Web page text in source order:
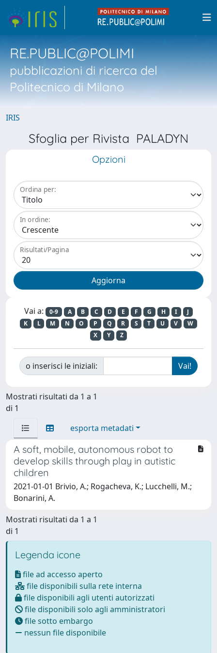
RE.PUBLIC@POLIMI
pubblicazioni di ricerca del
Politecnico di Milano
IRIS
Sfoglia per Rivista PALADYN
Opzioni
Ordina per:
In ordine:
Risultati/Pagina
Vai a: 0-9 A B C D E F G H I
J
K
L M N O P Q R S T U V
W
X
Y Z
o inserisci le iniziali:
Mostrati risultati da 1 a 1
di 1
esporta metadati
A soft, mobile, autonomous robot to
develop skills through play in autistic
children
2021-01-01 Brivio, A.; Rogacheva, K.; Lucchelli, M.;
Bonarini, A.
Mostrati risultati da 1 a 1
di 1
Legenda icone
file ad accesso aperto
file disponibili sulla rete interna
file disponibili agli utenti autorizzati
file disponibili solo agli amministratori
file sotto embargo
nessun file disponibile